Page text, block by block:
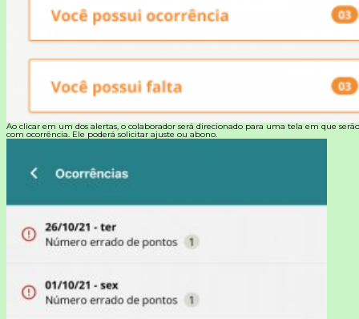
Ao clicar em um dos alertas, o colaborador será direcionado para uma tela em que
com ocorrência. Ele poderá solicitar ajuste ou abono.